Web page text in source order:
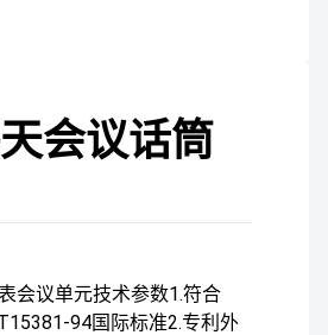
会议话筒
会议单元技术参数1.符合
94国际标准2.专利外